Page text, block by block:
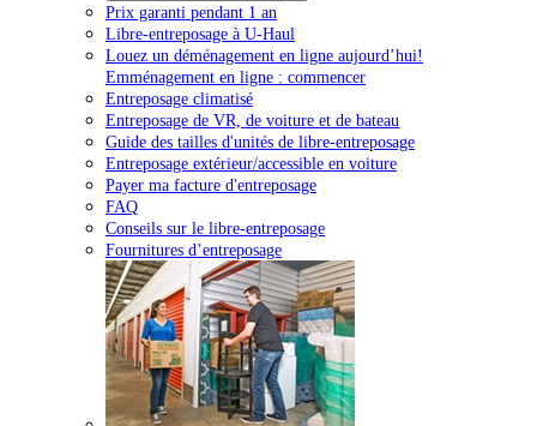
Prix garanti pendant 1 an
Libre-entreposage à U-Haul
Louez un déménagement en ligne aujourd’hui!
Emménagement en ligne : commencer
Entreposage climatisé
Entreposage de VR, de voiture et de bateau
Guide des tailles d'unités de libre-entreposage
Entreposage extérieur/accessible en voiture
Payer ma facture d'entreposage
FAQ
Conseils sur le libre-entreposage
Fournitures d’entreposage